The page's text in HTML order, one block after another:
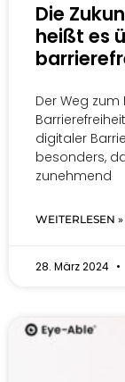
Die
heißt es
Der Weg
digitaler
besonders,
zunehmend
WEITERLESEN »
28. März 2024